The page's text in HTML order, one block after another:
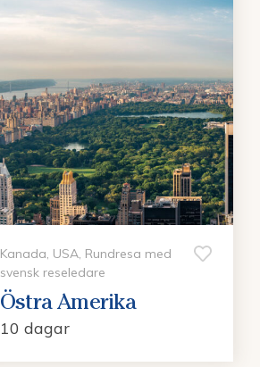
Kanada, USA, Rundresa med
svensk reseledare
Östra Amerika
10 dagar